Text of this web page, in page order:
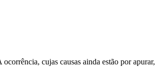
cujas causas ainda estão por